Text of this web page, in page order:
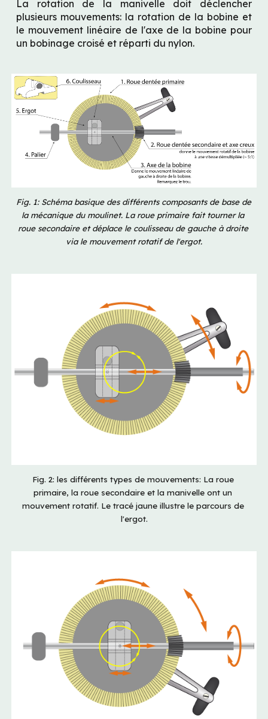
La rotation de la manivelle doit déclencher
plusieurs mouvements: la rotation de la bobine et
le mouvement linéaire de l'axe de la bobine pour
un bobinage croisé et réparti du nylon.
Fig. 1: Schéma basique des différents composants de base de
la mécanique du moulinet. La roue primaire fait tourner la
roue secondaire et déplace le coulisseau de gauche à droite
via le mouvement rotatif de l'ergot.
Fig. 2: les différents types de mouvements: La roue
primaire, la roue secondaire et la manivelle ont un
mouvement rotatif. Le tracé jaune illustre le parcours de
l'ergot.